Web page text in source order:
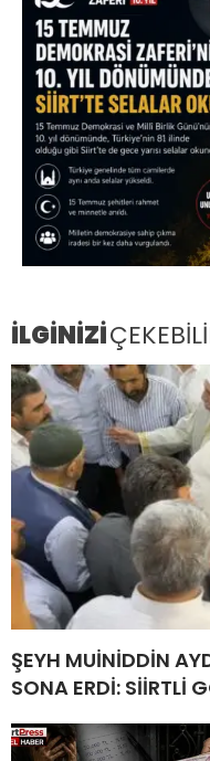
İLGİNİZİ
ŞEYH MUİNİDDİN
SONA ERDİ: SİİRTLİ